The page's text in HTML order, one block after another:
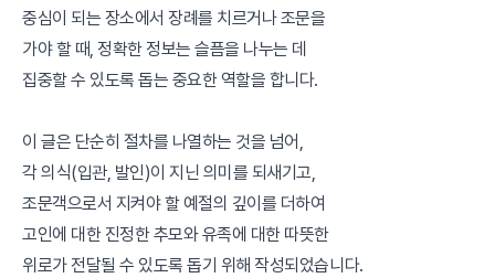
중심이 되는 장소에서 장례를 치르거나 조문을
가야 할 때, 정확한 정보는 슬픔을 나누는 데
집중할 수 있도록 돕는 중요한 역할을 합니다.
이 글은 단순히 절차를 나열하는 것을 넘어,
각 의식(입관, 발인)이 지닌 의미를 되새기고,
조문객으로서 지켜야 할 예절의 깊이를 더하여
고인에 대한 진정한 추모와 유족에 대한 따뜻한
위로가 전달될 수 있도록 돕기 위해 작성되었습니다.